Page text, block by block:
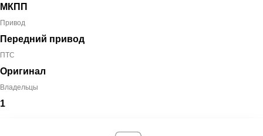
МКПП
Привод
Передний привод
ПТС
Оригинал
Владельцы
1